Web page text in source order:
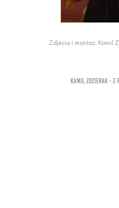
Zdjecia i montaz: Kamil
KAMIL ZDZIERAK - Z